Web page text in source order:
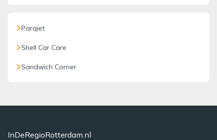
Parqiet
Shell Car Care
Sandwich Corner
InDeRegioRotterdam.nl